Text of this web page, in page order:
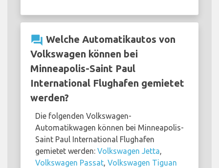
question_answer Welche Automatikautos von
Volkswagen können bei
Minneapolis-Saint Paul
International Flughafen gemietet
werden?
Die folgenden Volkswagen-
Automatikwagen können bei Minneapolis-
Saint Paul International Flughafen
gemietet werden: Volkswagen Jetta,
Volkswagen Passat, Volkswagen Tiguan